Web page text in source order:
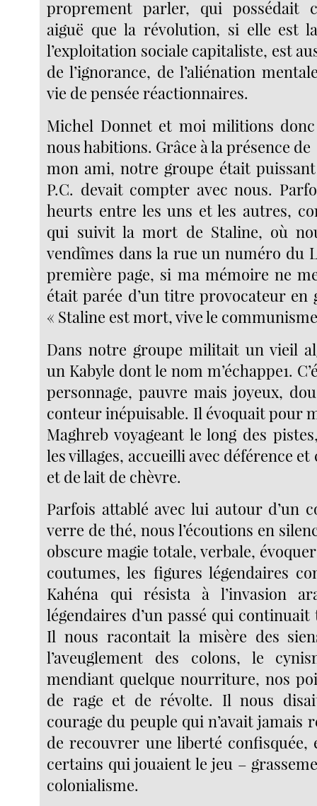
proprement parler, qui possédait
aiguë que la révolution, si elle est
l’exploitation sociale capitaliste, est
de l’ignorance, de l’aliénation
vie de pensée réactionnaires.
Michel Donnet et moi militions
nous habitions. Grâce à la présence de
mon ami, notre groupe était
P.C. devait compter avec nous.
heurts entre les uns et les autres,
qui suivit la mort de Staline, où
vendîmes dans la rue un numéro du
première page, si ma mémoire ne
était parée d’un titre provocateur en
« Staline est mort, vive le
Dans notre groupe militait un vieil
un Kabyle dont le nom m’échappe1.
personnage, pauvre mais joyeux,
conteur inépuisable. Il évoquait pour
Maghreb voyageant le long des
les villages, accueilli avec déférence
et de lait de chèvre.
Parfois attablé avec lui autour d’un
verre de thé, nous l’écoutions en
obscure magie totale, verbale,
coutumes, les figures légendaires
Kahéna qui résista à l’invasion
légendaires d’un passé qui
Il nous racontait la misère des
l’aveuglement des colons, le
mendiant quelque nourriture, nos
de rage et de révolte. Il nous
courage du peuple qui n’avait jamais
de recouvrer une liberté confisquée,
certains qui jouaient le jeu –
colonialisme.